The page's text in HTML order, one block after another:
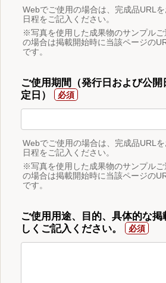
Webでご使用の場合は、完成品URL
日程をご記入ください。
※写真を使用した成果物のサンプル
の場合は掲載開始時に当該ページの
です。
ご使用期間（発行日および公
定日）
Webでご使用の場合は、完成品URL
日程をご記入ください。
※写真を使用した成果物のサンプルご
の場合は掲載開始時に当該ページの
です。
ご使用用途、目的、具体的な
しくご記入ください。